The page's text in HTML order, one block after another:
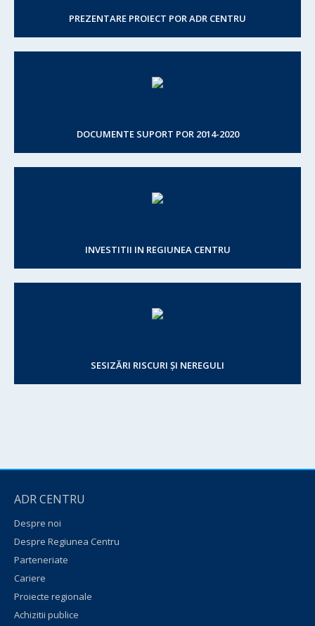
PREZENTARE PROIECT POR ADR CENTRU
DOCUMENTE SUPORT POR 2014-2020
INVESTITII IN REGIUNEA CENTRU
SESIZĂRI RISCURI ȘI NEREGULI
ADR CENTRU
Despre noi
Despre Regiunea Centru
Parteneriate
Cariere
Proiecte regionale
Achizitii publice